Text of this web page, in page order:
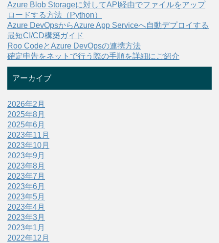
Azure Blob Storageに対してAPI経由でファイルをアップ
ロードする方法（Python）
Azure DevOpsからAzure App Serviceへ自動デプロイする
最短CI/CD構築ガイド
Roo CodeとAzure DevOpsの連携方法
確定申告をネットで行う際の手順を詳細にご紹介
アーカイブ
2026年2月
2025年8月
2025年6月
2023年11月
2023年10月
2023年9月
2023年8月
2023年7月
2023年6月
2023年5月
2023年4月
2023年3月
2023年1月
2022年12月